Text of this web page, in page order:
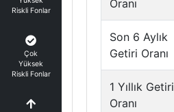
Riskli Fonlar
Çok
Yüksek
Riskli Fonlar
Oranı
Son 6 Aylık
Getiri Oranı
1 Yıllık Getiri
Oranı